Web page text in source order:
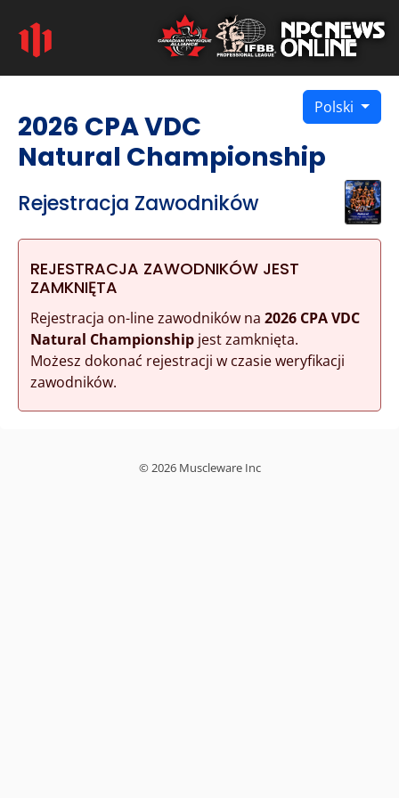
Polski
2026 CPA VDC
Natural Championship
Rejestracja Zawodników
REJESTRACJA ZAWODNIKÓW JEST
ZAMKNIĘTA
Rejestracja on-line zawodników na 2026 CPA VDC
Natural Championshipjest zamknięta.
Możesz dokonać rejestracji w czasie weryfikacji
zawodników.
© 2026 Muscleware Inc